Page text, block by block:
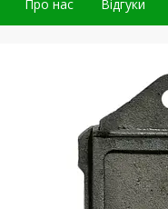
Про нас Відгуки